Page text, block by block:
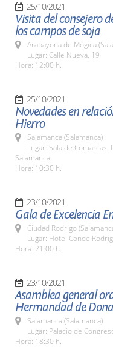
25/10/2021
Visita del consejero
los campos de soja
Arabayona de Mógica
Lugar: Calle Nueva, 19
Hora: 12:00 h.
25/10/2021
Novedades en
Hierro
Salamanca (Salamanca)
Lugar: Sala de Comarcas.
Salamanca
Hora: 10:30 h.
23/10/2021
Gala de Excelencia
Ciudad Rodrigo
Lugar: Hotel Conde
Hora: 21:00 h.
23/10/2021
Asamblea general
Hermandad de
Salamanca (Salamanca)
Lugar: Palacio de
Hora: 18:30 h.